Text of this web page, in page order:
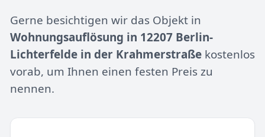
Gerne besichtigen wir das Objekt in
Wohnungsauflösung in 12207 Berlin-
Lichterfelde in der Krahmerstraßekostenlos
vorab, um Ihnen einen festen Preis zu
nennen.